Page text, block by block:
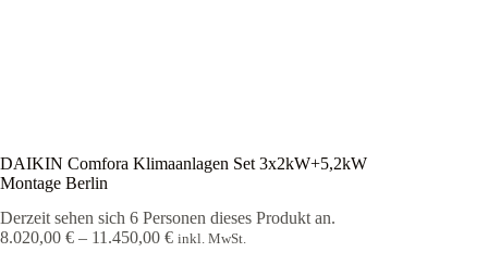
DAIKIN Comfora Klimaanlagen Set 3x2kW+5,2kW
Montage Berlin
Derzeit sehen sich 6 Personen dieses Produkt an.
8.020,00 € – 11.450,00 €Preisspanne:
inkl. MwSt.